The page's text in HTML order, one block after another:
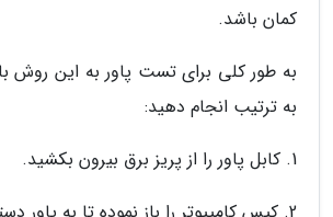
کمان باشد.
به طور کلی برای تست پاور به این روش
به ترتیب انجام دهید:
1. کابل پاور را از پریز برق بیرون بکشید.